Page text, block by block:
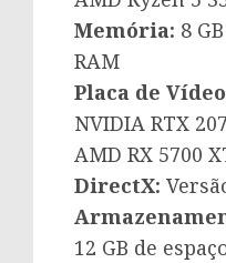
Memória: 8
RAM
Placa de
NVIDIA RTX
AMD RX 5700
DirectX:
12 GB de